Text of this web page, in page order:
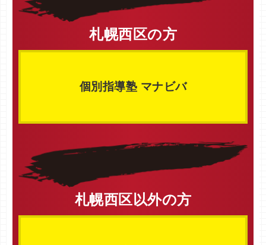
札幌西区の方
個別指導塾 マナビバ
札幌西区以外の方